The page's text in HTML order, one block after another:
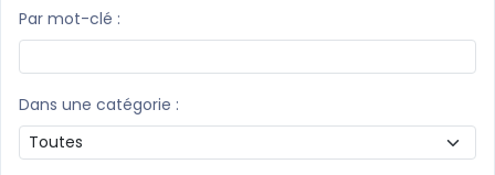
Par mot-clé :
Dans une catégorie :